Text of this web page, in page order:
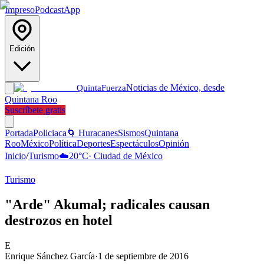
ImpresoPodcastApp
Edición
QuintaFuerzaNoticias de México, desde
Quintana Roo
Suscríbete gratis
PortadaPoliciaca 🌀 HuracanesSismosQuintana
RooMéxicoPolíticaDeportesEspectáculosOpinión
Inicio/Turismo☁️20°C· Ciudad de México
Turismo
"Arde" Akumal; radicales causan
destrozos en hotel
E
Enrique Sánchez García·1 de septiembre de 2016